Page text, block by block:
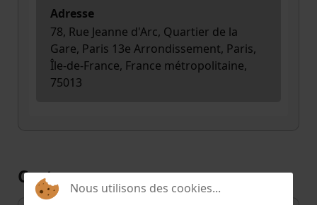
Adresse
78, Rue Jeanne d'Arc, Quartier de la
Gare, Paris 13e Arrondissement, Paris,
Île-de-France, France métropolitaine,
75013
Carte
Nous utilisons des cookies...